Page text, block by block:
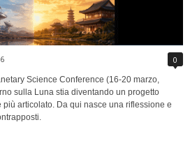
0
Science Conference (16-20 marzo,
sulla Luna stia diventando un progetto
articolato. Da qui nasce una riflessione e